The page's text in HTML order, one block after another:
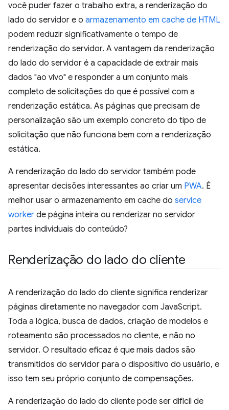
você puder fazer o trabalho extra, a renderização do
lado do servidor e o armazenamento em cache de HTML
podem reduzir significativamente o tempo de
renderização do servidor. A vantagem da renderização
do lado do servidor é a capacidade de extrair mais
dados "ao vivo" e responder a um conjunto mais
completo de solicitações do que é possível com a
renderização estática. As páginas que precisam de
personalização são um exemplo concreto do tipo de
solicitação que não funciona bem com a renderização
estática.
A renderização do lado do servidor também pode
apresentar decisões interessantes ao criar um PWA. É
melhor usar o armazenamento em cache do service
worker de página inteira ou renderizar no servidor
partes individuais do conteúdo?
Renderização do lado do cliente
A renderização do lado do cliente significa renderizar
páginas diretamente no navegador com JavaScript.
Toda a lógica, busca de dados, criação de modelos e
roteamento são processados no cliente, e não no
servidor. O resultado eficaz é que mais dados são
transmitidos do servidor para o dispositivo do usuário, e
isso tem seu próprio conjunto de compensações.
A renderização do lado do cliente pode ser difícil de